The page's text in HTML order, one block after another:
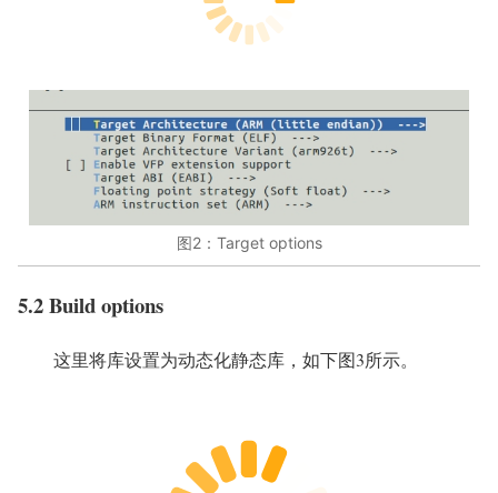
图2：Target options
5.2 Build options
这里将库设置为动态化静态库，如下图3所示。